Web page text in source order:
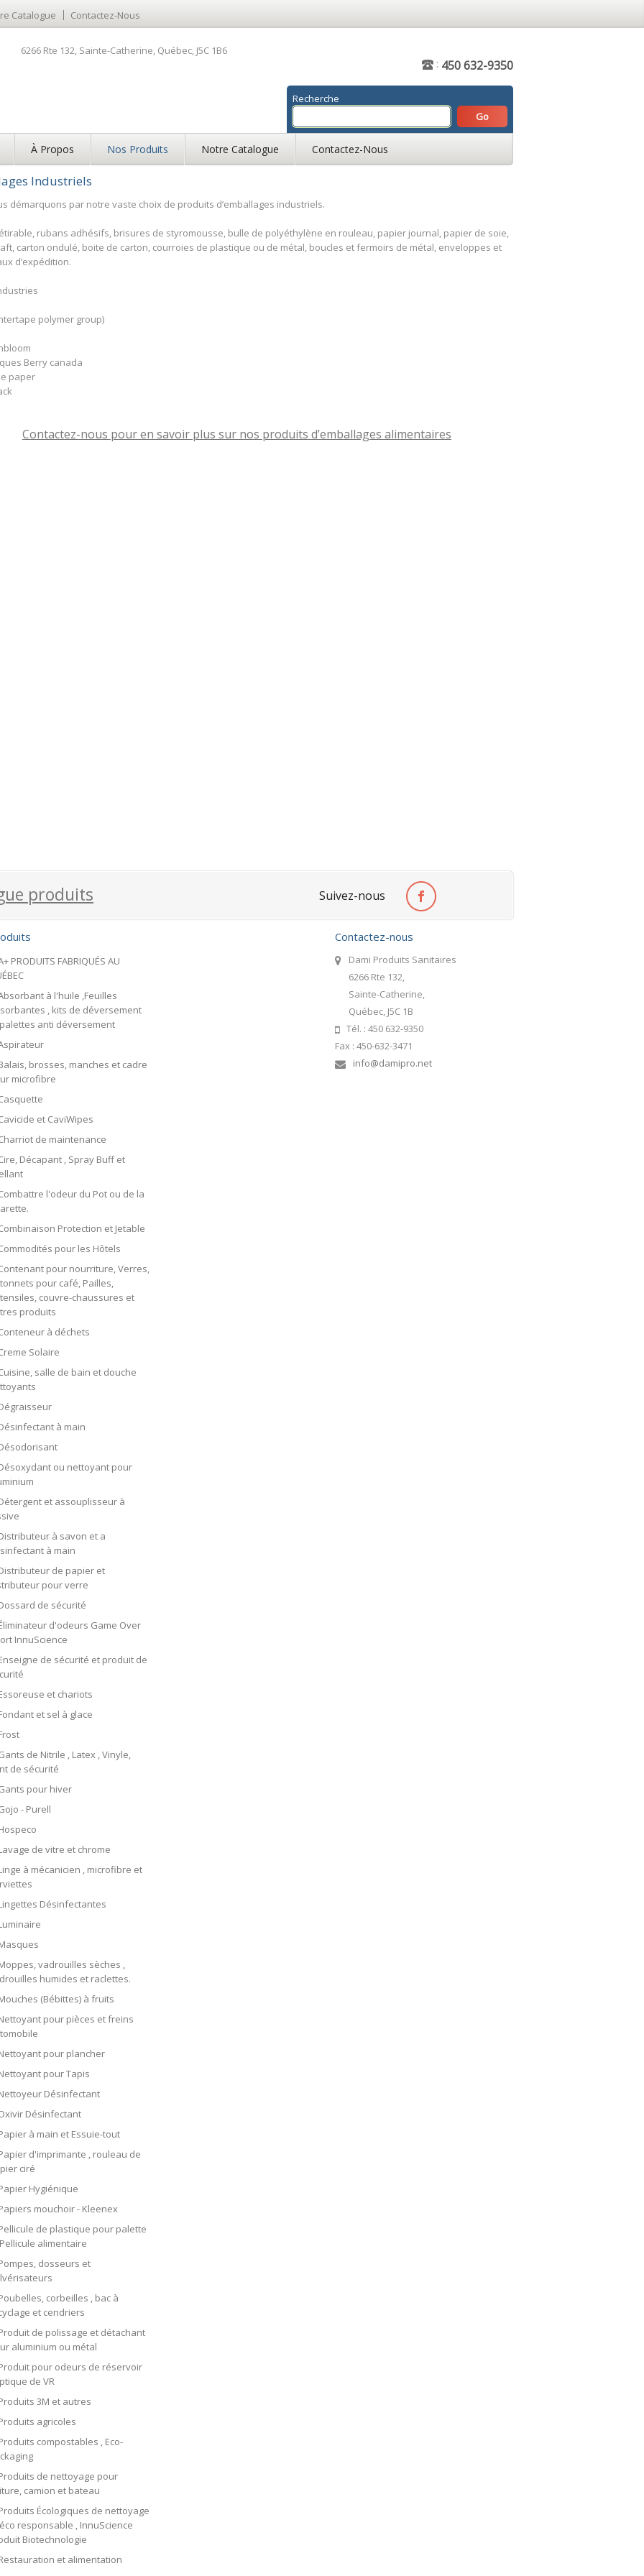
Catalogue Contactez-Nous
6266 Rte 132, Sainte-Catherine, Québec, J5C 1B6
: 450 632-9350
Recherche
À Propos Nos Produits Notre Catalogue Contactez-Nous
Industriels
démarquons par notre vaste choix de produits d’emballages industriels.
rubans adhésifs, brisures de styromousse, bulle de polyéthylène en rouleau, papier journal, papier de soie,
carton ondulé, boite de carton, courroies de plastique ou de métal, boucles et fermoirs de métal, enveloppes et
d’expédition.
polymer group)
Berry canada
paper
Contactez-nous pour en savoir plus sur nos produits d’emballages alimentaires
produits Suivez-nous
facebook
PRODUITS FABRIQUÉS AU
à l'huile ,Feuilles
, kits de déversement
anti déversement
brosses, manches et cadre
microfibre
et CaviWipes
de maintenance
Décapant , Spray Buff et
l'odeur du Pot ou de la
Protection et Jetable
pour les Hôtels
pour nourriture, Verres,
pour café, Pailles,
couvre-chaussures et
produits
à déchets
Solaire
salle de bain et douche
à main
ou nettoyant pour
et assouplisseur à
à savon et a
à main
de papier et
pour verre
de sécurité
d'odeurs Game Over
InnuScience
de sécurité et produit de
et chariots
et sel à glace
de Nitrile , Latex , Vinyle,
de sécurité
pour hiver
- Purell
de vitre et chrome
à mécanicien , microfibre et
Désinfectantes
vadrouilles sèches ,
humides et raclettes.
(Bébittes) à fruits
pour pièces et freins
pour plancher
pour Tapis
Désinfectant
Désinfectant
à main et Essuie-tout
d'imprimante , rouleau de
ciré
Hygiénique
mouchoir - Kleenex
de plastique pour palette
alimentaire
dosseurs et
corbeilles , bac à
et cendriers
de polissage et détachant
aluminium ou métal
pour odeurs de réservoir
de VR
3M et autres
agricoles
compostables , Eco-
de nettoyage pour
camion et bateau
Écologiques de nettoyage
responsable , InnuScience
Biotechnologie
et alimentation
Contactez-nous
Dami Produits Sanitaires
6266 Rte 132,
Sainte-Catherine,
Québec, J5C 1B
Tél. : 450 632-9350
Fax : 450-632-3471
info@damipro.net